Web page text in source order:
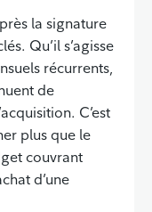
la signature
Qu’il s’agisse
récurrents,
de
C’est
plus que le
couvrant
d’une